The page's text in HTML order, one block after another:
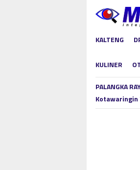
Loncat
KALTENG
KULINER
PALANGKA
Kotawaringin